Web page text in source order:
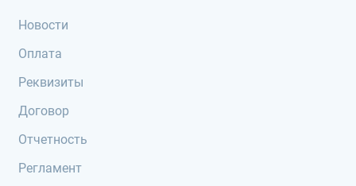
Новости
Оплата
Реквизиты
Договор
Отчетность
Регламент